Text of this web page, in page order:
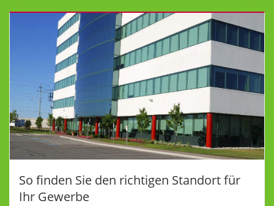
So finden Sie den richtigen Standort für
Ihr Gewerbe